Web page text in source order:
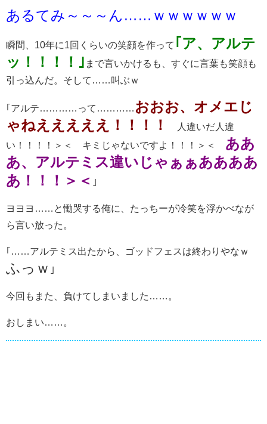
あるてみ～～～ん……ｗｗｗｗｗｗ
瞬間、10年に1回くらいの笑顔を作って
｢ア、アルテ
ッ！！！！｣
まで言いかけるも、すぐに言葉も笑顔も
引っ込んだ。そして……叫ぶｗ
｢アルテ…………って………… おおお、オメエじ
ゃねえええええ！！！！
人違いだ人違
い！！！！＞＜ キミじゃないですよ！！！＞＜ ああ
あ、アルテミス違いじゃぁぁああああ
あ！！！＞＜ ｣
ヨヨヨ……と慟哭する俺に、たっちーが冷笑を浮かべなが
ら言い放った。
｢……アルテミス出たから、ゴッドフェスは終わりやなｗ
ふっｗ ｣
今回もまた、負けてしまいました……。
おしまい……。